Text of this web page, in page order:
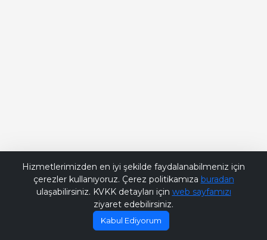
Hizmetlerimizden en iyi şekilde faydalanabilmeniz için
çerezler kullanıyoruz. Çerez politikamıza buradan
ulaşabilirsiniz. KVKK detayları için web sayfamızı
ziyaret edebilirsiniz.
Kabul Ediyorum
Bana Soru Sor | Ask Me